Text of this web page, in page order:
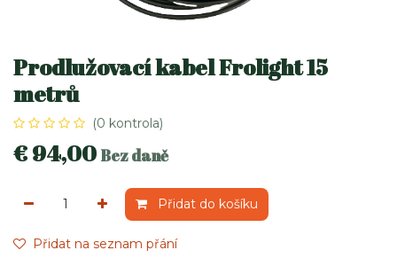
Prodlužovací kabel Frolight 15
metrů
(0 kontrola)
€94,00 Bez daně
Přidat do košíku
Přidat na seznam přání